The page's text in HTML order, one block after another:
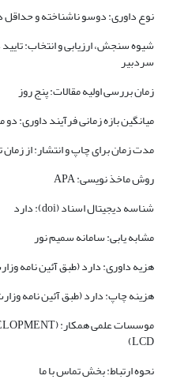
نوع داوری: دوسو ناشناخته و حداقل
شیوه سنجش، ارزیابی و انتخاب:
سردبیر
زمان بررسی اولیه مقالات: پنج روز
میانگین بازه زمانی فرآیند داوری: دو
مدت زمان برای چاپ و انتشار: از زمان
روش ماخذ نویسی: APA
شناسه دیجیتال اسناد (doi): دارد
مشابه یابی: سامانه سمیم نور
هزیه داوری: دارد (طبق آئین نامه
هزینه چاپ: دارد (طبق آئین نامه
موسسات علمی همکار:
(LCD
نحوه ارتباط: بخش تماس با ما